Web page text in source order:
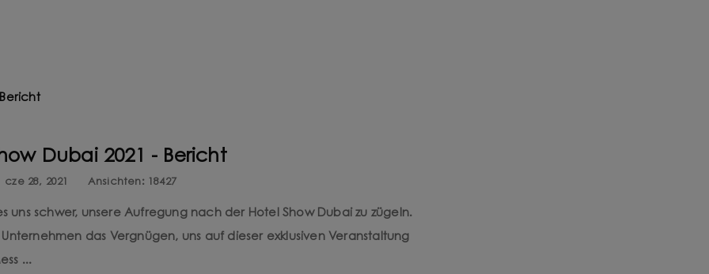
Dubai 2021 - Bericht
cze 28, 2021 Ansichten: 18427
schwer, unsere Aufregung nach der Hotel Show Dubai zu zügeln.
das Vergnügen, uns auf dieser exklusiven Veranstaltung
...